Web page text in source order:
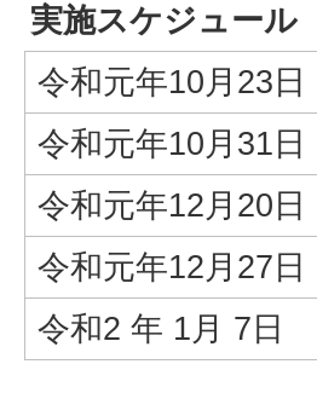
実施スケジュール
令和元年10月23日
令和元年10月31日
令和元年12月20日
令和元年12月27日
令和2 年 1月 7日